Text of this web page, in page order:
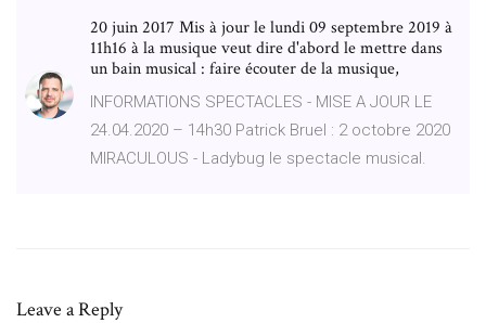
20 juin 2017 Mis à jour le lundi 09 septembre 2019 à
11h16 à la musique veut dire d'abord le mettre dans
un bain musical : faire écouter de la musique,
INFORMATIONS SPECTACLES - MISE A JOUR LE
24.04.2020 – 14h30 Patrick Bruel : 2 octobre 2020
MIRACULOUS - Ladybug le spectacle musical.
Leave a Reply